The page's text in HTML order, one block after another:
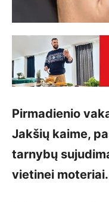
Pirmadienio
Jakšių kaime,
tarnybų
vietinei moteriai.